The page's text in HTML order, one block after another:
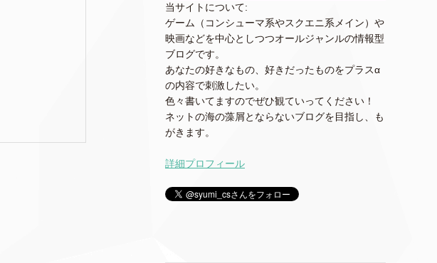
当サイトについて:
ゲーム（コンシューマ系やスクエニ系メイン）や
映画などを中心としつつオールジャンルの情報型
ブログです。
あなたの好きなもの、好きだったものをプラスα
の内容で刺激したい。
色々書いてますのでぜひ観ていってください！
ネットの海の藻屑とならないブログを目指し、も
がきます。
詳細プロフィール